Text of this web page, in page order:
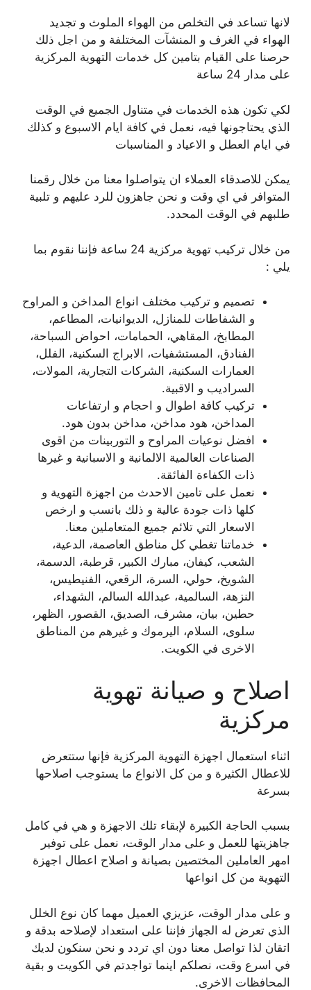
لانها تساعد في التخلص من الهواء الملوث و تجديد
الهواء في الغرف و المنشآت المختلفة و من اجل ذلك
حرصنا على القيام بتامين كل خدمات التهوية المركزية
على مدار 24 ساعة
لكي تكون هذه الخدمات في متناول الجميع في الوقت
الذي يحتاجونها فيه، نعمل في كافة ايام الاسبوع و كذلك
في ايام العطل و الاعياد و المناسبات
يمكن للاصدقاء العملاء ان يتواصلوا معنا من خلال رقمنا
المتوافر في اي وقت و نحن جاهزون للرد عليهم و تلبية
طلبهم في الوقت المحدد.
من خلال تركيب تهوية مركزية 24 ساعة فإننا نقوم بما
يلي :
تصميم و تركيب مختلف انواع المداخن و المراوح
و الشفاطات للمنازل، الديوانيات، المطاعم،
المطابخ، المقاهي، الحمامات، احواض السباحة،
الفنادق، المستشفيات، الابراج السكنية، الفلل،
العمارات السكنية، الشركات التجارية، المولات،
السراديب و الاقبية.
تركيب كافة اطوال و احجام و ارتفاعات
المداخن، هود مداخن، مداخن بدون هود.
افضل نوعيات المراوح و التوربينات من اقوى
الصناعات العالمية الالمانية و الاسبانية و غيرها
ذات الكفاءة الفائقة.
نعمل على تامين الاحدث من اجهزة التهوية و
كلها ذات جودة عالية و ذلك بانسب و ارخص
الاسعار التي تلائم جميع المتعاملين معنا.
خدماتنا تغطي كل مناطق العاصمة، الدعية،
الشعب، كيفان، مبارك الكبير، قرطبة، الدسمة،
الشويخ، حولي، السرة، الرقعي، الفنيطيس،
النزهة، السالمية، عبدالله السالم، الشهداء،
حطين، بيان، مشرف، الصديق، القصور، الظهر،
سلوى، السلام، اليرموك و غيرهم من المناطق
الاخرى في الكويت.
اصلاح و صيانة تهوية
مركزية
اثناء استعمال اجهزة التهوية المركزية فإنها ستتعرض
للاعطال الكثيرة و من كل الانواع ما يستوجب اصلاحها
بسرعة
بسبب الحاجة الكبيرة لإبقاء تلك الاجهزة و هي في كامل
جاهزيتها للعمل و على مدار الوقت، نعمل على توفير
امهر العاملين المختصين بصيانة و اصلاح اعطال اجهزة
التهوية من كل انواعها
و على مدار الوقت، عزيزي العميل مهما كان نوع الخلل
الذي تعرض له الجهاز فإننا على استعداد لإصلاحه بدقة و
اتقان لذا تواصل معنا دون اي تردد و نحن سنكون لديك
في اسرع وقت، نصلكم اينما تواجدتم في الكويت و بقية
المحافظات الاخرى.